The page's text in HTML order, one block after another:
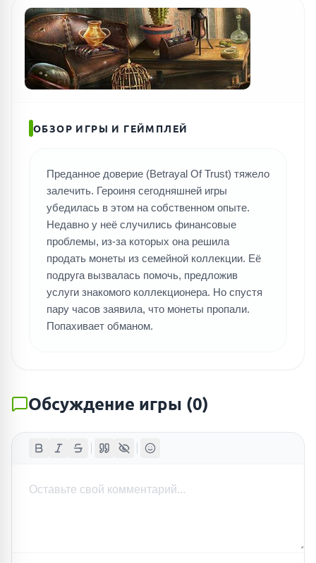
ОБЗОР ИГРЫ И ГЕЙМПЛЕЙ
Преданное доверие (Betrayal Of Trust) тяжело
залечить. Героиня сегодняшней игры
убедилась в этом на собственном опыте.
Недавно у неё случились финансовые
проблемы, из-за которых она решила
продать монеты из семейной коллекции. Её
подруга вызвалась помочь, предложив
услуги знакомого коллекционера. Но спустя
пару часов заявила, что монеты пропали.
Попахивает обманом.
Обсуждение игры (0)